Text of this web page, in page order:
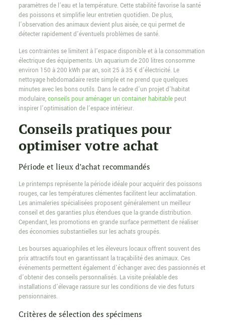
paramètres de l’eau et la température. Cette stabilité favorise la santé
des poissons et simplifie leur entretien quotidien. De plus,
l’observation des animaux devient plus aisée, ce qui permet de
détecter rapidement d’éventuels problèmes de santé.
Les contraintes se limitent à l’espace disponible et à la consommation
électrique des équipements. Un aquarium de 200 litres consomme
environ 150 à 200 kWh par an, soit 25 à 35 € d’électricité. Le
nettoyage hebdomadaire reste simple et ne prend que quelques
minutes avec les bons outils. Dans le cadre d’un projet d’habitat
modulaire,conseils pour aménager un container habitablepeut
inspirer l’optimisation de l’espace intérieur.
Conseils pratiques pour
optimiser votre achat
Période et lieux d’achat recommandés
Le printemps représente la période idéale pour acquérir des poissons
rouges, car les températures clémentes facilitent leur acclimatation.
Les animaleries spécialisées proposent généralement un meilleur
conseil et des garanties plus étendues que la grande distribution.
Cependant, les promotions en grande surface permettent de réaliser
des économies substantielles sur les achats groupés.
Les bourses aquariophiles et les éleveurs locaux offrent souvent des
prix attractifs tout en garantissant la traçabilité des animaux. Ces
événements permettent également d’échanger avec des passionnés et
d’obtenir des conseils personnalisés. La visite préalable des
installations d’élevage rassure sur les conditions de vie des futurs
pensionnaires.
Critères de sélection des spécimens